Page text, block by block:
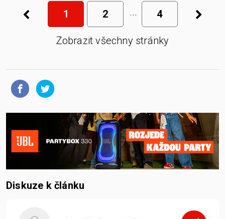
1 2 4
Zobrazit všechny stránky
Diskuze k článku